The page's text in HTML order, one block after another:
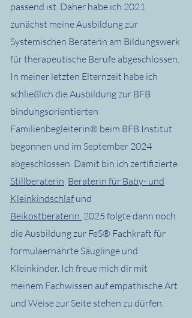
passend ist. Daher habe ich 2021
zunächst meine Ausbildung zur
Systemischen Beraterin am Bildungswerk
für therapeutische Berufe abgeschlossen.
In meiner letzten Elternzeit habe ich
schließlich die Ausbildung zur BFB
bindungsorientierten
Familienbegleiterin® beim BFB Institut
begonnen und im September 2024
abgeschlossen. Damit bin ich zertifizierte
Stillberaterin, Beraterin für Baby- und
Kleinkindschlaf und
Beikostberaterin. 2025 folgte dann noch
die Ausbildung zur FeS® Fachkraft für
formulaernährte Säuglinge und
Kleinkinder. Ich freue mich dir mit
meinem Fachwissen auf empathische Art
und Weise zur Seite stehen zu dürfen.